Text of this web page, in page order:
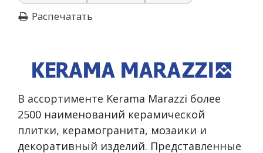
Распечатать
В ассортименте Kerama Marazzi более
2500 наименований керамической
плитки, керамогранита, мозаики и
декоративный изделий. Представленные